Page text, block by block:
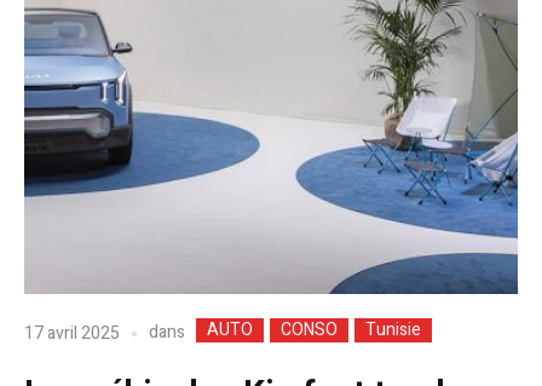
17 avril 2025 dans AUTO CONSO Tunisie